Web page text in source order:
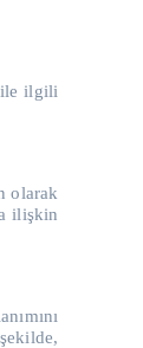
ile ilgili
olarak
ilişkin